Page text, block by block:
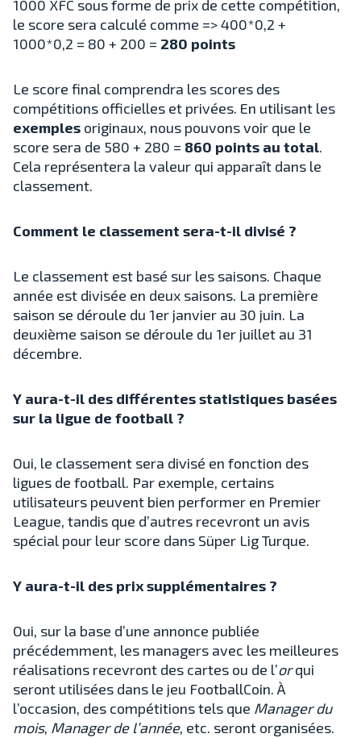
1000 XFC sous forme de prix de cette compétition,
le score sera calculé comme => 400*0,2 +
1000*0,2 = 80 + 200 = 280 points
Le score final comprendra les scores des
compétitions officielles et privées. En utilisant les
exemples originaux, nous pouvons voir que le
score sera de 580 + 280 = 860 points au total.
Cela représentera la valeur qui apparaît dans le
classement.
Comment le classement sera-t-il divisé ?
Le classement est basé sur les saisons. Chaque
année est divisée en deux saisons. La première
saison se déroule du 1er janvier au 30 juin. La
deuxième saison se déroule du 1er juillet au 31
décembre.
Y aura-t-il des différentes statistiques basées
sur la ligue de football ?
Oui, le classement sera divisé en fonction des
ligues de football. Par exemple, certains
utilisateurs peuvent bien performer en Premier
League, tandis que d’autres recevront un avis
spécial pour leur score dans Süper Lig Turque.
Y aura-t-il des prix supplémentaires ?
Oui, sur la base d’une annonce publiée
précédemment, les managers avec les meilleures
réalisations recevront des cartes ou de l’orqui
seront utilisées dans le jeu FootballCoin. À
l’occasion, des compétitions tels que Manager du
mois, Manager de l’année, etc. seront organisées.